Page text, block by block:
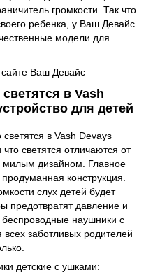
громкости. Так что
ребенка, у Ваш Девайс
модели для
в Vash
для детей
светятся отличаются от
милым дизайном. Главное
конструкция.
слух детей будет
давление и
беспроводные наушники с
заботливых родителей
детские с ушками: